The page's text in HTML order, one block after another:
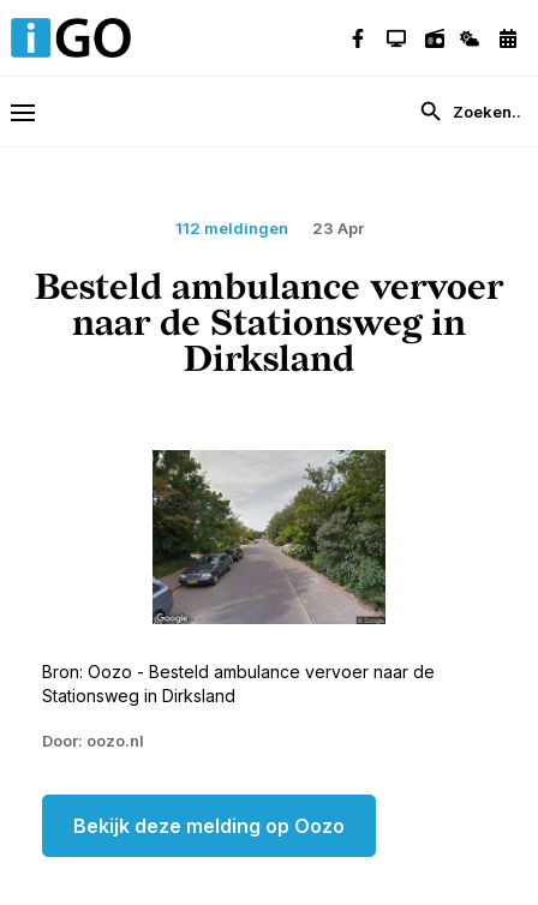
112 meldingen 23 Apr
Besteld ambulance vervoer
naar de Stationsweg in
Dirksland
Bron: Oozo - Besteld ambulance vervoer naar de
Stationsweg in Dirksland
Door: oozo.nl
Bekijk deze melding op Oozo